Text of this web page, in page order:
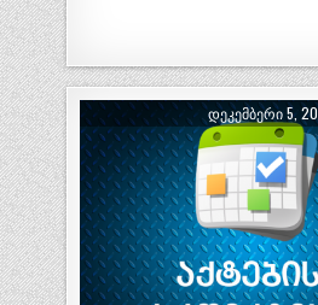
ᲓᲔᲙᲔᲛᲑᲔᲠᲘ 5,